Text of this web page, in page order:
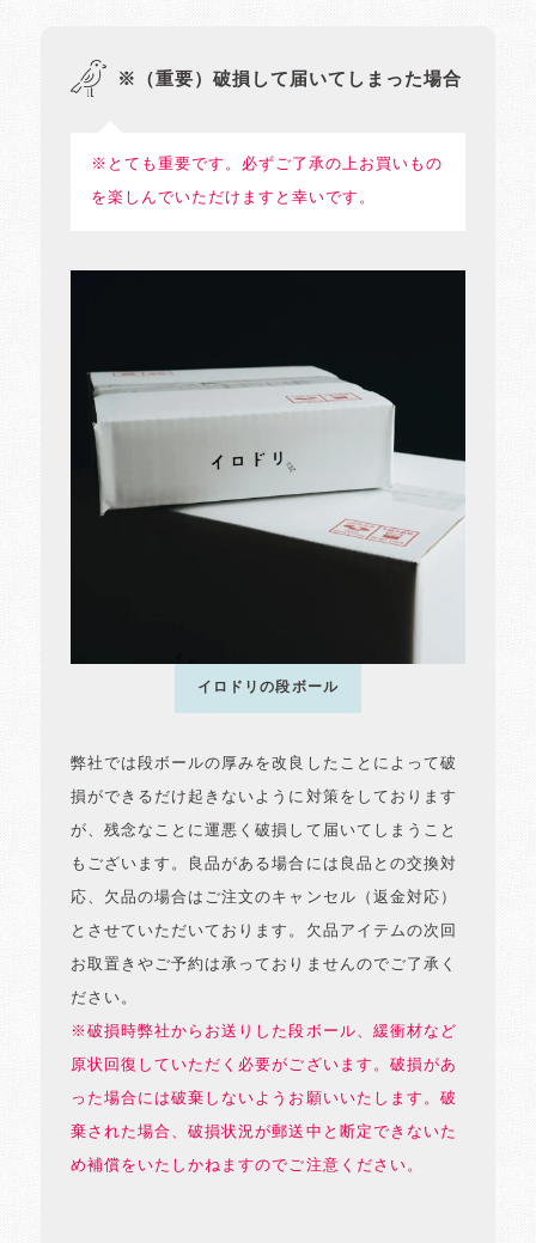
※（重要）破損して届いてしまった場合
※とても重要です。必ずご了承の上お買いもの
を楽しんでいただけますと幸いです。
イロドリの段ボール
弊社では段ボールの厚みを改良したことによって破
損ができるだけ起きないように対策をしております
が、残念なことに運悪く破損して届いてしまうこと
もございます。良品がある場合には良品との交換対
応、欠品の場合はご注文のキャンセル（返金対応）
とさせていただいております。欠品アイテムの次回
お取置きやご予約は承っておりませんのでご了承く
ださい。
※破損時弊社からお送りした段ボール、緩衝材など
原状回復していただく必要がございます。破損があ
った場合には破棄しないようお願いいたします。破
棄された場合、破損状況が郵送中と断定できないた
め補償をいたしかねますのでご注意ください。